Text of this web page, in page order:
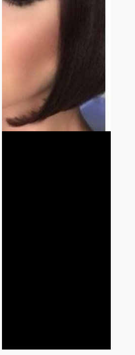
парня Марии
Бузову в
сомнительную